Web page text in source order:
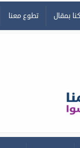
بمقال تطوع معنا